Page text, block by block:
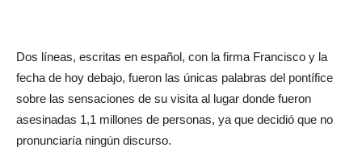
Dos líneas, escritas en español, con la firma Francisco y la
fecha de hoy debajo, fueron las únicas palabras del pontífice
sobre las sensaciones de su visita al lugar donde fueron
asesinadas 1,1 millones de personas, ya que decidió que no
pronunciaría ningún discurso.